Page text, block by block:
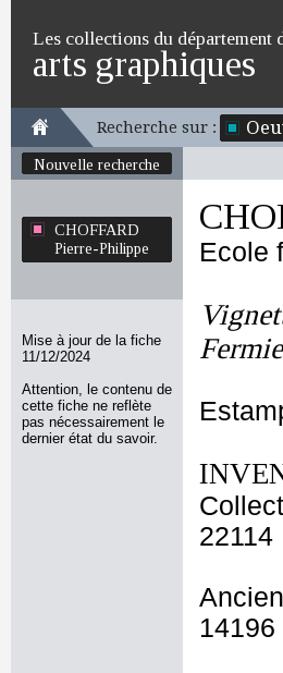
Les collections du département
arts graphiques
Recherche sur :
Nouvelle recherche
CHOFFARD
Pierre-Philippe
Mise à jour de la fiche
11/12/2024
Attention, le contenu de
cette fiche ne reflète
pas nécessairement le
dernier état du savoir.
Ecole
22114
14196